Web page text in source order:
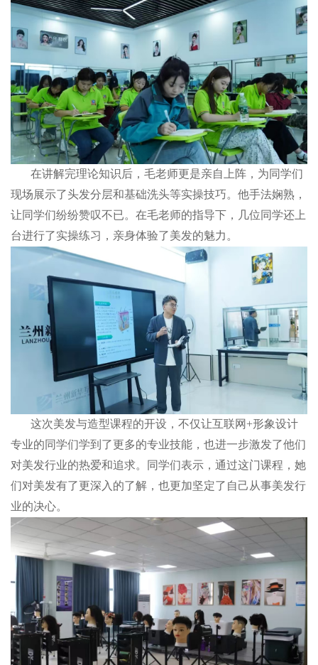
在讲解完理论知识后，毛老师更是亲自上阵，为同学们
现场展示了头发分层和基础洗头等实操技巧。他手法娴熟，
让同学们纷纷赞叹不已。在毛老师的指导下，几位同学还上
台进行了实操练习，亲身体验了美发的魅力。
这次美发与造型课程的开设，不仅让互联网+形象设计
专业的同学们学到了更多的专业技能，也进一步激发了他们
对美发行业的热爱和追求。同学们表示，通过这门课程，她
们对美发有了更深入的了解，也更加坚定了自己从事美发行
业的决心。